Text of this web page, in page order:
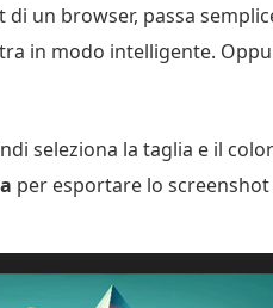
un browser, passa
in modo intelligente.
seleziona la taglia e il
per esportare lo